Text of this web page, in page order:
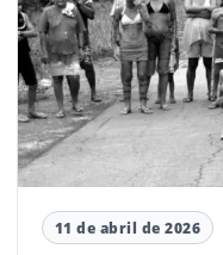
11 de abril de 2026